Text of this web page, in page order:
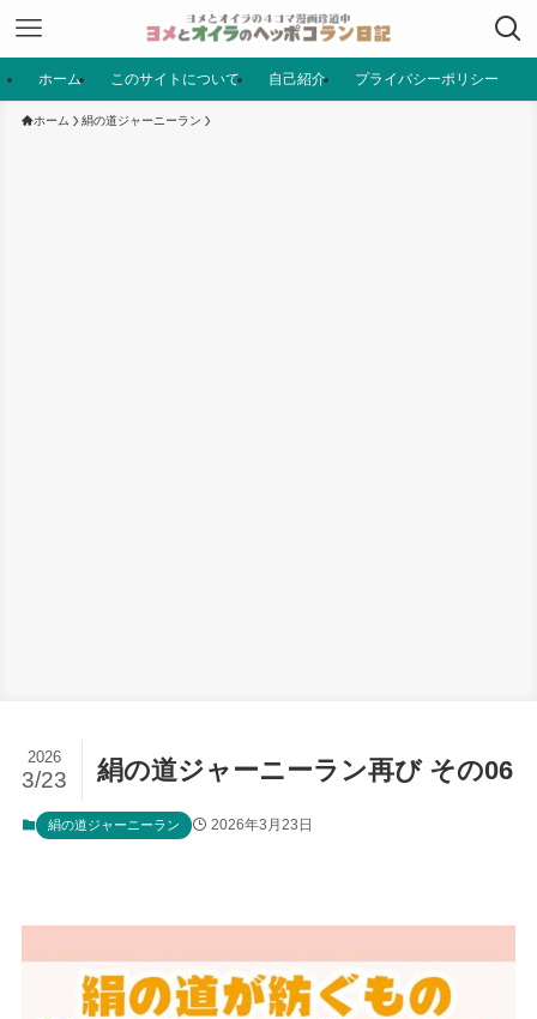
ホーム このサイトについて 自己紹介 プライバシーポリシー
ホーム 絹の道ジャーニーラン
絹の道ジャーニーラン再び その06
2026
3/23
絹の道ジャーニーラン 2026年3月23日